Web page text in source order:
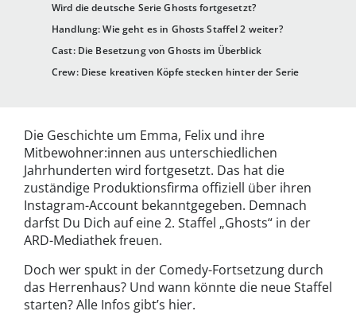
Wird die deutsche Serie Ghosts fortgesetzt?
Handlung: Wie geht es in Ghosts Staffel 2 weiter?
Cast: Die Besetzung von Ghosts im Überblick
Crew: Diese kreativen Köpfe stecken hinter der Serie
Die Geschichte um Emma, Felix und ihre
Mitbewohner:innen aus unterschiedlichen
Jahrhunderten wird fortgesetzt. Das hat die
zuständige Produktionsfirma offiziell über ihren
Instagram-Account bekanntgegeben. Demnach
darfst Du Dich auf eine 2. Staffel „Ghosts“ in der
ARD-Mediathek freuen.
Doch wer spukt in der Comedy-Fortsetzung durch
das Herrenhaus? Und wann könnte die neue Staffel
starten? Alle Infos gibt’s hier.